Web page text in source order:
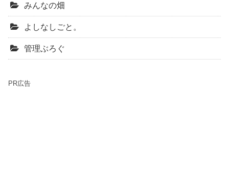
みんなの畑
よしなしごと。
管理ぶろぐ
PR広告